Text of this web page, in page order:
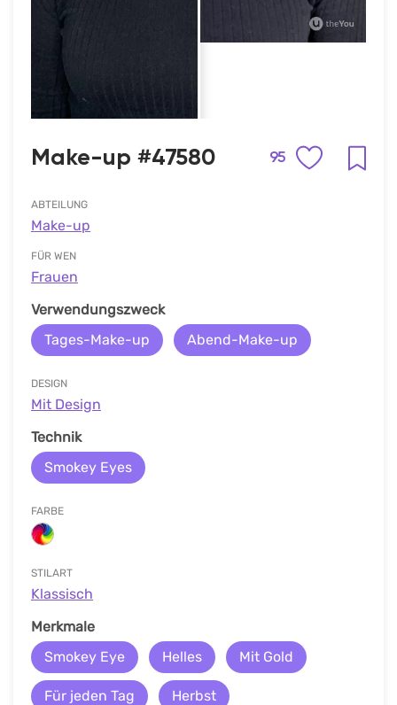
Make-up #47580 95
ABTEILUNG
Make-up
FÜR WEN
Frauen
Verwendungszweck
Tages-Make-up
Abend-Make-up
DESIGN
Mit Design
Technik
Smokey Eyes
FARBE
STILART
Klassisch
Merkmale
Smokey Eye
Helles Mit Gold
Für jeden Tag Herbst